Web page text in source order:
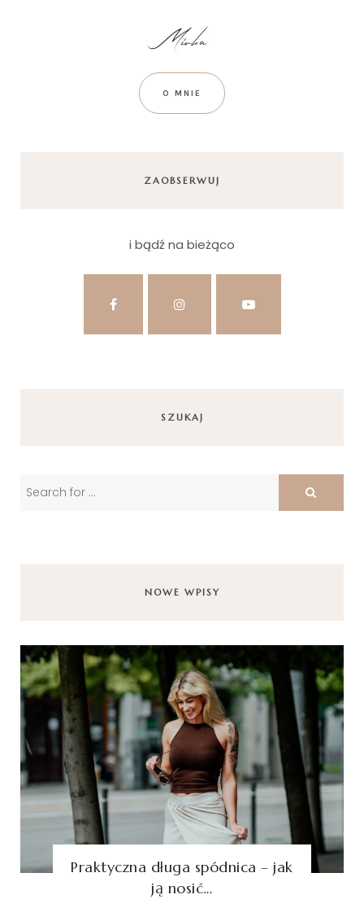
O MNIE
ZAOBSERWUJ
i bądź na bieżąco
SZUKAJ
NOWE WPISY
Praktyczna długa spódnica – jak
ją nosić…